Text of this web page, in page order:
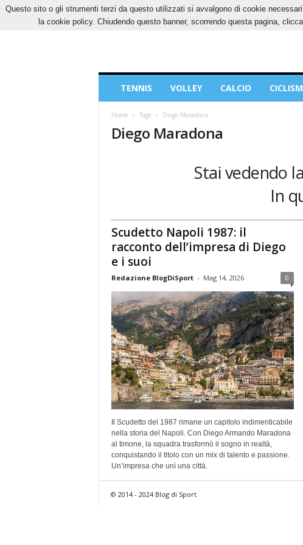
SABATO, 8 AGOSTO 2026 CONTATTI COOKIES
Sport
TENNIS VOLLEY CALCIO
Home Tags Diego Maradona
Diego Maradona
Stai vedendo
In
Scudetto Napoli 1987: il
racconto dell’impresa di Diego
e i suoi
Redazione BlogDiSport - Mag 14, 2026 0
Il Scudetto del 1987 rimane un capitolo indimenticabile
nella storia del Napoli. Con Diego Armando Maradona
al timone, la squadra trasformò il sogno in realtà,
conquistando il titolo con un mix di talento e passione.
Un’impresa che unì una città.
© 2014 - 2024 Blog di Sport
Questo sito o gli strumenti terzi da questo utilizzati si avvalgono di cookie
la cookie policy. Chiudendo questo banner, scorrendo questa pagina,